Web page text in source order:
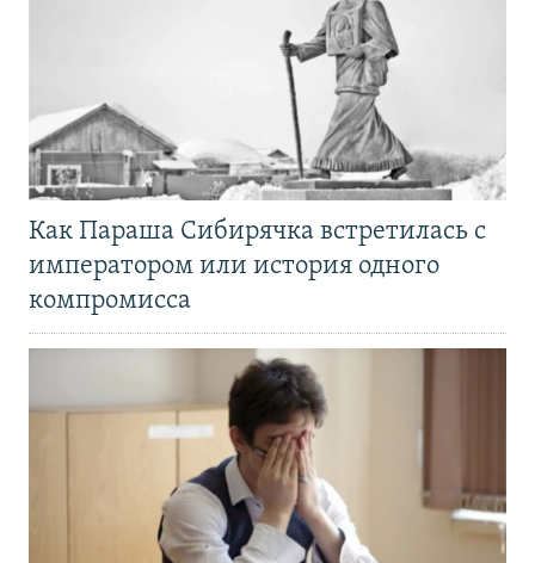
Как Параша Сибирячка встретилась с
императором или история одного
компромисса